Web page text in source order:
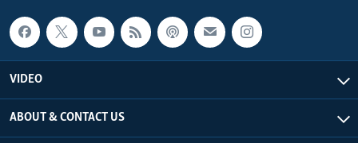
VIDEO
ABOUT & CONTACT US